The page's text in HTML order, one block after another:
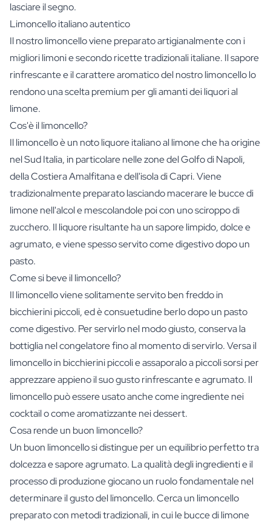
lasciare il segno.
Limoncello italiano autentico
Il nostro limoncello viene preparato artigianalmente con i
migliori limoni e secondo ricette tradizionali italiane. Il sapore
rinfrescante e il carattere aromatico del nostro limoncello lo
rendono una scelta premium per gli amanti dei liquori al
limone.
Cos'è il limoncello?
Il limoncello è un noto liquore italiano al limone che ha origine
nel Sud Italia, in particolare nelle zone del Golfo di Napoli,
della Costiera Amalfitana e dell'isola di Capri. Viene
tradizionalmente preparato lasciando macerare le bucce di
limone nell'alcol e mescolandole poi con uno sciroppo di
zucchero. Il liquore risultante ha un sapore limpido, dolce e
agrumato, e viene spesso servito come digestivo dopo un
pasto.
Come si beve il limoncello?
Il limoncello viene solitamente servito ben freddo in
bicchierini piccoli, ed è consuetudine berlo dopo un pasto
come digestivo. Per servirlo nel modo giusto, conserva la
bottiglia nel congelatore fino al momento di servirlo. Versa il
limoncello in bicchierini piccoli e assaporalo a piccoli sorsi per
apprezzare appieno il suo gusto rinfrescante e agrumato. Il
limoncello può essere usato anche come ingrediente nei
cocktail o come aromatizzante nei dessert.
Cosa rende un buon limoncello?
Un buon limoncello si distingue per un equilibrio perfetto tra
dolcezza e sapore agrumato. La qualità degli ingredienti e il
processo di produzione giocano un ruolo fondamentale nel
determinare il gusto del limoncello. Cerca un limoncello
preparato con metodi tradizionali, in cui le bucce di limone